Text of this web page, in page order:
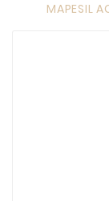
MAPESIL